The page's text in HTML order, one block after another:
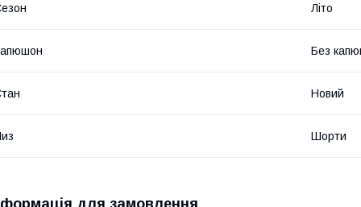
Літо
Без
Новий
Шорти
для замовлення